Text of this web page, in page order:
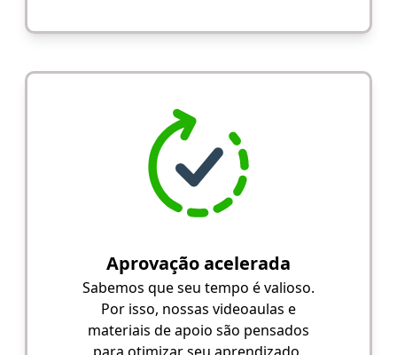
Aprovação acelerada
Sabemos que seu tempo é valioso.
Por isso, nossas videoaulas e
materiais de apoio são pensados